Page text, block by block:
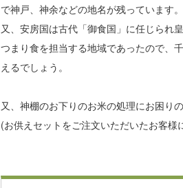
で神戸、神余などの地名が残っています。
又、安房国は古代「御食国」に任じられ
つまり食を担当する地域であったので、
えるでしょう。
又、神棚のお下りのお米の処理にお困り
(お供えセットをご注文いただいたお客様